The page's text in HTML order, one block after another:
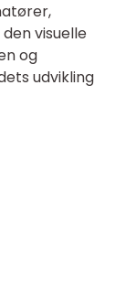
visuelle
og
udvikling